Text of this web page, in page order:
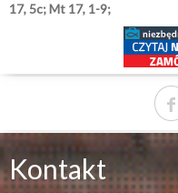
17, 5c; Mt 17, 1-9;
Kontakt